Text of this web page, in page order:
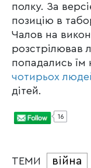
полку. За
позицію в
Чалов на
розстрілював
попадались їм
чотирьох
дітей.
16
ТЕМИ війна